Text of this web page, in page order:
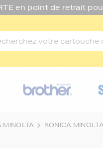
en point de retrait
MINOLTA KONICA